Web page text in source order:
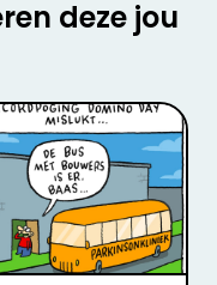
deze jou